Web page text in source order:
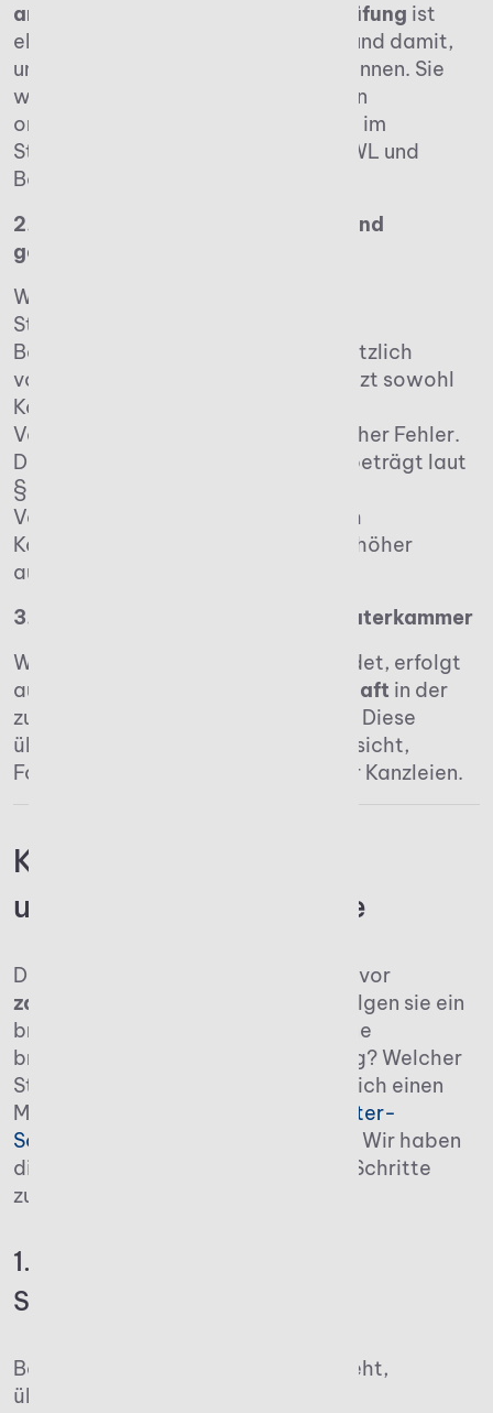
anspruchsvollen Steuerberaterprüfung ist
ebenfalls Pflicht für die Bestellung und damit,
um eine Steuerkanzlei gründen zu können. Sie
wird von den Steuerberaterkammern
organisiert. Gefragt sind Kenntnisse im
Steuerrecht, Handelsrecht, BWL, VWL und
Berufsrecht.
2. Berufshaftpflichtversicherung und
gesetzliche Vorgaben
Weiterhin ist für das Gründen einer
Steuerkanzlei eine
Berufshaftpflichtversicherung gesetzlich
vorgeschrieben. Die Vorsorge schützt sowohl
Kanzlei als auch Mandanten vor
Vermögensschäden infolge beruflicher Fehler.
Die
beträgt laut
§ 67 StBerG 250.000 Euro pro
Versicherungsfall, kann aber je nach
Kanzleigröße und Tätigkeitsfeldern höher
ausfallen.
3. Mitgliedschaft in der Steuerberaterkammer
Wird die Steuerkanzlei final gegründet, erfolgt
automatisch die
Pflichtmitgliedschaft in der
zuständigen Steuerberaterkammer. Diese
übernimmt Aufgaben wie Berufsaufsicht,
Fortbildung und die Zulassung neuer Kanzleien.
Kanzleigründung: Eine
umfassende Checkliste
Die Gründer neuer Kanzleien stehen vor
zahlreichen Entscheidungen
: Verfolgen sie ein
breites Beratungsspektrum oder eine
branchenspezifische Spezialisierung? Welcher
Standort ist der richtige? Benötige ich einen
Marketingplan? Welche
Steuerberater-
Software
soll zum Einsatz kommen? Wir haben
die wichtigsten organisatorischen Schritte
zusammengefasst.
1. Geschäftsmodell und
Spezialisierung festlegen
Bevor es an die konkrete Planung geht,
überlegen potenzielle Gründer und